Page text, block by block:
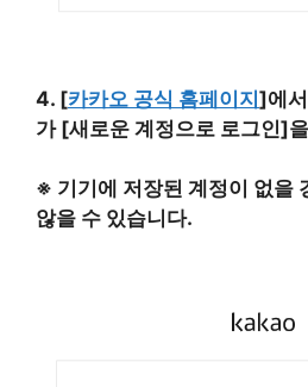
4. [카카오 공식 홈페이지]에
가 [새로운 계정으로 로그인]
※ 기기에 저장된 계정이 없을
않을 수 있습니다.